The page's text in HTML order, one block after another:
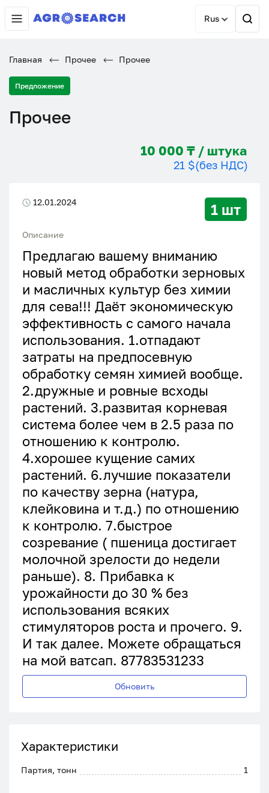
Rus
Главная Прочее Прочее
Предложение
Прочее
10 000 ₸ / штука
21 $(без НДС)
12.01.2024 1 шт
Описание
Предлагаю вашему вниманию
новый метод обработки зерновых
и масличных культур без химии
для сева!!! Даёт экономическую
эффективность с самого начала
использования. 1.отпадают
затраты на предпосевную
обработку семян химией вообще.
2.дружные и ровные всходы
растений. 3.развитая корневая
система более чем в 2.5 раза по
отношению к контролю.
4.хорошее кущение самих
растений. 6.лучшие показатели
по качеству зерна (натура,
клейковина и т.д.) по отношению
к контролю. 7.быстрое
созревание ( пшеница достигает
молочной зрелости до недели
раньше). 8. Прибавка к
урожайности до 30 % без
использования всяких
стимуляторов роста и прочего. 9.
И так далее. Можете обращаться
на мой ватсап. 87783531233
Обновить
Характеристики
Партия, тонн 1